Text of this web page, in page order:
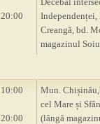
Independenței,
Creangă, bd.
magazinul
Mun.
cel Mare și
(lângă